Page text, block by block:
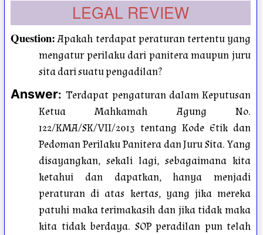
LEGAL REVIEW
Question:Apakah terdapat peraturan tertentu yang
mengatur perilaku dari panitera maupun juru
sita dari suatu pengadilan?
Answer: Terdapat pengaturan dalam Keputusan
Ketua Mahkamah Agung No.
122/KMA/SK/VII/2013 tentang Kode Etik dan
Pedoman Perilaku Panitera dan Juru Sita. Yang
disayangkan, sekali lagi, sebagaimana kita
ketahui dan dapatkan, hanya menjadi
peraturan di atas kertas, yang jika mereka
patuhi maka terimakasih dan jika tidak maka
kita tidak berdaya. SOP peradilan pun telah